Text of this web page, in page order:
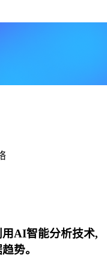
AI智能分析技术,
势。